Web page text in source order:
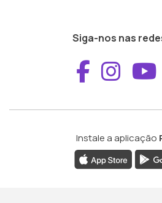
Siga-nos nas
Instale a aplicação